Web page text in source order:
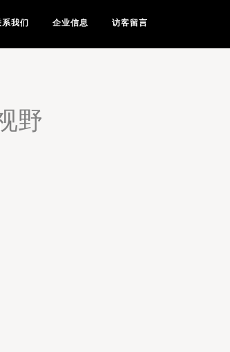
系我们 企业信息 访客留言
野